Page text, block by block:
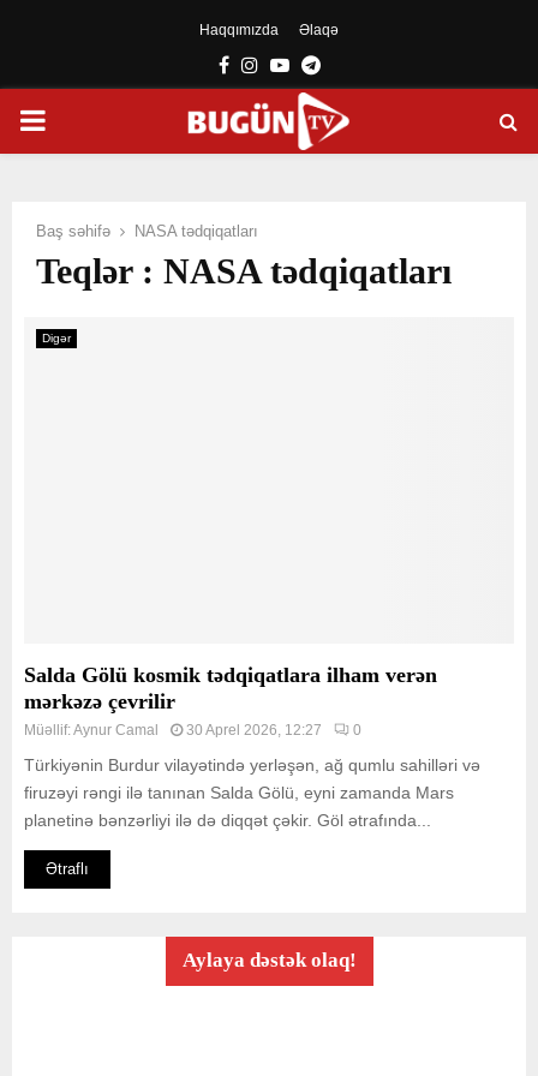
Haqqımızda Əlaqə
Facebook
Instagram
YoutubeTelegram
PRIMARY
Baş səhifə NASA tədqiqatları
Teqlər : NASA tədqiqatları
Digər
Salda Gölü kosmik tədqiqatlara ilham verən
mərkəzə çevrilir
Müəllif:Aynur Camal 30 Aprel 2026, 12:27 0
Türkiyənin Burdur vilayətində yerləşən, ağ qumlu sahilləri və
firuzəyi rəngi ilə tanınan Salda Gölü, eyni zamanda Mars
planetinə bənzərliyi ilə də diqqət çəkir. Göl ətrafında...
Ətraflı
Aylaya dəstək olaq!